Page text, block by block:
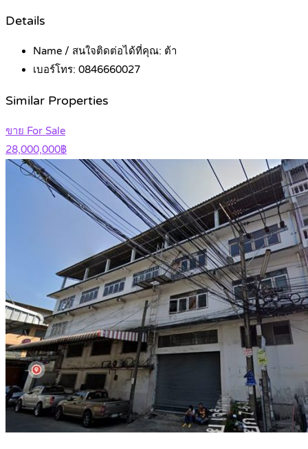
Details
Name / สนใจติดต่อได้ที่คุณ: ต้า
เบอร์โทร: 0846660027
Similar Properties
ขาย For Sale
28,000,000฿